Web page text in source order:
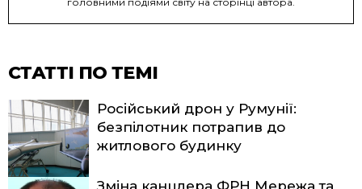
СТАТТІ ПО ТЕМІ
Російський дрон у Румунії:
безпілотник потрапив до
житлового будинку